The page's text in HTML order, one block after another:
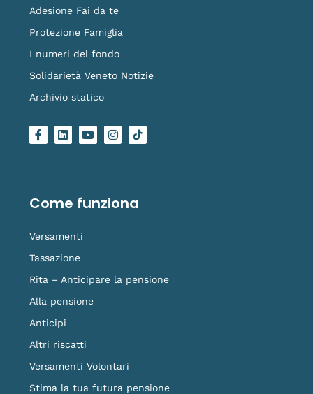
Adesione Fai da te
Protezione Famiglia
I numeri del fondo
Solidarietà Veneto Notizie
Archivio statico
F
a
o
k
L
i
i
n
Y
o
e
I
n
r
a
L
o
i
k
Come funziona
Versamenti
Tassazione
Rita – Anticipare la pensione
Alla pensione
Anticipi
Altri riscatti
Versamenti Volontari
Stima la tua futura pensione